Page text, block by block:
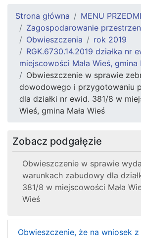
Strona główna
MENU
Zagospodarowanie
Obwieszczenia
rok 2019
RGK.6730.14.2019 działka nr
miejscowości Mała Wieś, gmina
Obwieszczenie w sprawie
dowodowego i przygotowaniu
dla działki nr ewid. 381/8 w
Wieś, gmina Mała Wieś
Zobacz podgałęzie
Obwieszczenie w sprawie
warunkach zabudowy dla
381/8 w miejscowości Mała
Wieś
Obwieszczenie, że na wniosek z